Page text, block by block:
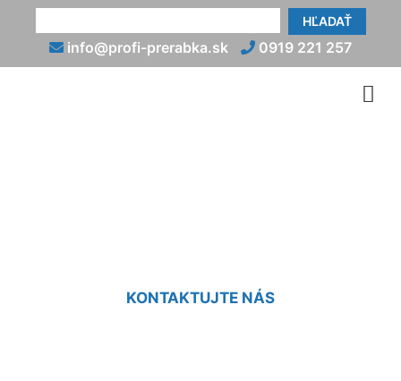
HĽADAŤ
info@profi-prerabka.sk 0919 221 257
KONTAKTUJTE NÁS